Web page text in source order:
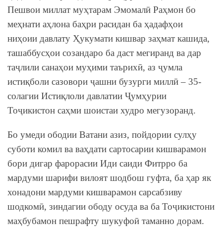
Пешвои миллат муҳтарам Эмомалӣ Раҳмон бо
меҳнати аҳлона баҳри расидан ба ҳадафҳои
ниҳоии давлату Ҳукумати кишвар заҳмат кашида,
ташаббусҳои созандаро ба даст мегиранд ва дар
таҷлили санаҳои муҳими таърихӣ, аз ҷумла
истиқболи сазовори ҷашни бузурги миллӣ – 35-
солагии Истиқлоли давлатии Ҷумҳурии
Тоҷикистон саҳми шоистаи худро мегузоранд.
Бо умеди ободии Ватани азиз, пойдории сулҳу
суботи комил ва ваҳдати сартосарии кишварамон
бори дигар фарорасии Иди саиди Фитрро ба
мардуми шарифи вилоят шодбош гуфта, ба ҳар як
хонадони мардуми кишварамон сарсабзиву
шодкомӣ, зиндагии ободу осуда ва ба Тоҷикистони
маҳбубамон пешрафту шукуфоӣ таманно дорам.